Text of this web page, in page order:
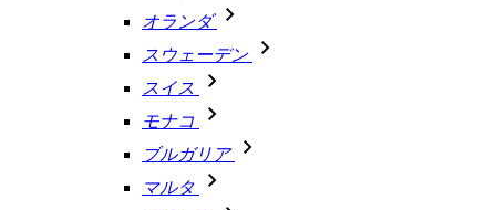
オランダ
スウェーデン
スイス
モナコ
ブルガリア
マルタ